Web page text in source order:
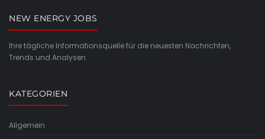
NEW ENERGY JOBS
Ihre tägliche Informationsquelle für die neuesten Nachrichten,
Trends und Analysen.
KATEGORIEN
Allgemein